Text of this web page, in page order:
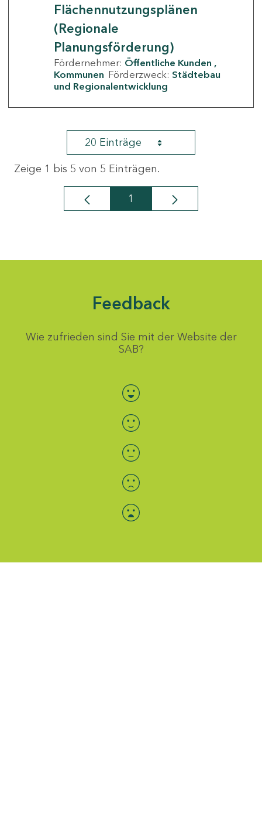
Flächennutzungsplänen
(Regionale
Planungsförderung)
Fördernehmer: Öffentliche Kunden
Kommunen Förderzweck: Städtebau
und Regionalentwicklung
20 Einträge
Zeige 1 bis 5 von 5 Einträgen.
Seite
1
Feedback
Wie zufrieden sind Sie mit der Website der
SAB?
Bewertung auswählen